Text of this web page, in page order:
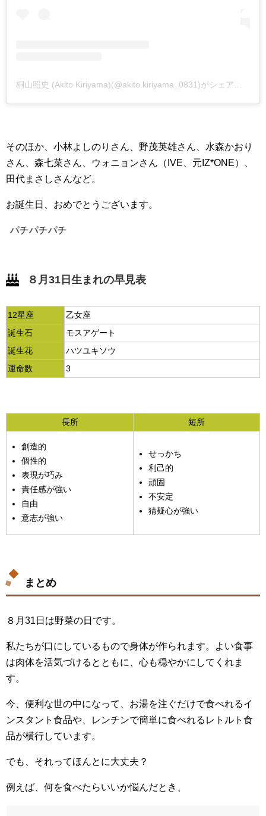
そのほか、小林よしのりさん、野茂英雄さん、水森かおり
さん、森七菜さん、ウォニョンさん（IVE、元IZ*ONE）、
田代まさしさんなど。
お誕生日、おめでとうございます。
パチパチパチ
８月31日生まれの早見表
12星座
乙女座
誕生石
モスアゲート
誕生花
ハツユキソウ
運命数
3
長所 短所
創造的
個性的
表現が巧み
責任感が強い
自由
意志が強い
せっかち
利己的
頑固
不安定
猜疑心が強い
まとめ
８月31日は野菜の日です。
私たちが口にしているもので身体が作られます。よい食事
は肉体を活気づけるとともに、心も穏やかにしてくれま
す。
今、便利な世の中になって、お湯を注ぐだけで食べれるイ
ンスタント食品や、レンチンで簡単に食べれるレトルト食
品が横行しています。
でも、それってほんとに大丈夫？
例えば、何を食べたらいいか悩んだとき、